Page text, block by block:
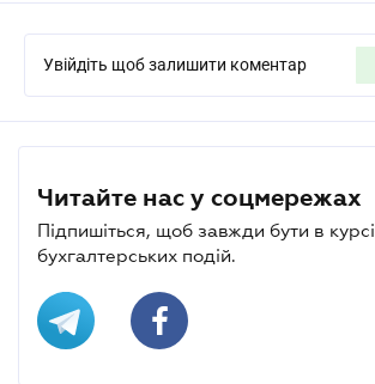
Увійдіть щоб залишити коментар
Читайте нас у соцмережах
Підпишіться, щоб завжди бути в курсі
бухгалтерських подій.